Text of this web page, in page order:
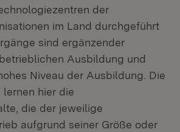
der
im Land durchgeführt
sind ergänzender
Ausbildung und
Niveau der Ausbildung. Die
hier die
die der jeweilige
aufgrund seiner Größe oder